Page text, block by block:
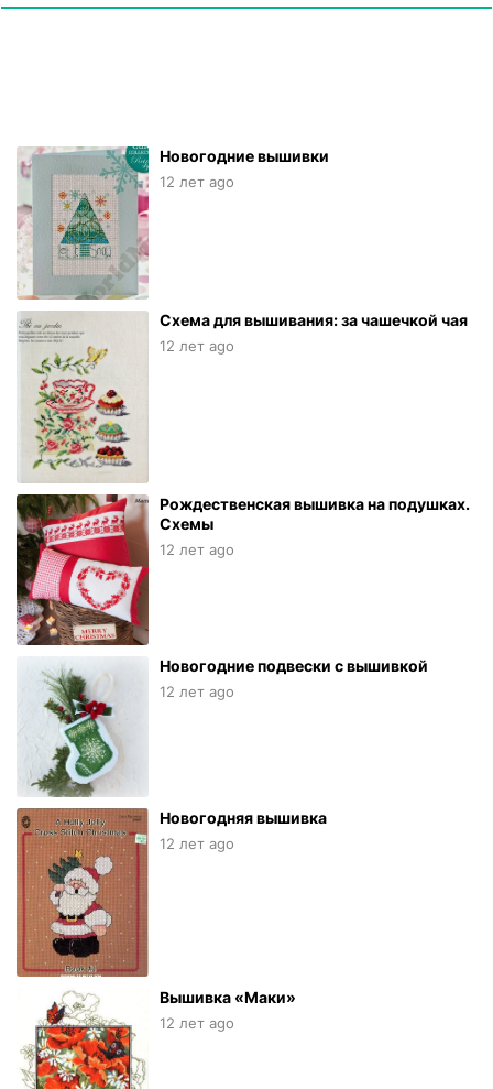
Новогодние вышивки
12 лет ago
Схема для вышивания: за чашечкой чая
12 лет ago
Рождественская вышивка на подушках.
Схемы
12 лет ago
Новогодние подвески с вышивкой
12 лет ago
Новогодняя вышивка
12 лет ago
Вышивка «Маки»
12 лет ago